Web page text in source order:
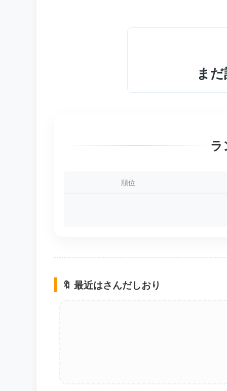
ま
ラ
順位
🔖 最近はさんだしおり